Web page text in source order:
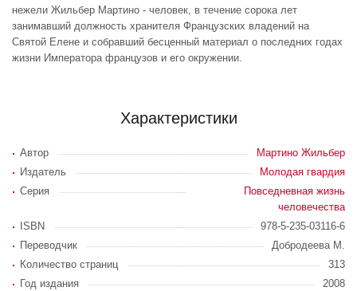
нежели Жильбер Мартино - человек, в течение сорока лет
занимавший должность хранителя Французских владений на
Святой Елене и собравший бесценный материал о последних годах
жизни Императора французов и его окружении.
Характеристики
Автор
Мартино Жильбер
Издатель
Молодая гвардия
Серия
Повседневная жизнь
человечества
ISBN
978-5-235-03116-6
Переводчик
Добродеева М.
Количество страниц
313
Год издания
2008